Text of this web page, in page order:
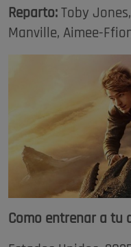
Reparto: Toby
Manville, Aimee-
Como entrenar a tu